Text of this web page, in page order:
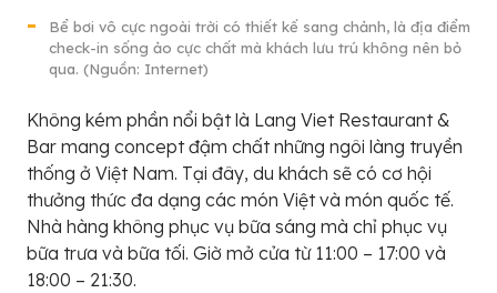
Bể bơi vô cực ngoài trời có thiết kế sang chảnh, là địa điểm
check-in sống ảo cực chất mà khách lưu trú không nên bỏ
qua. (Nguồn: Internet)
Không kém phần nổi bật là Lang Viet Restaurant &
Bar mang concept đậm chất những ngôi làng truyền
thống ở Việt Nam. Tại đây, du khách sẽ có cơ hội
thưởng thức đa dạng các món Việt và món quốc tế.
Nhà hàng không phục vụ bữa sáng mà chỉ phục vụ
bữa trưa và bữa tối. Giờ mở cửa từ 11:00 – 17:00 và
18:00 – 21:30.